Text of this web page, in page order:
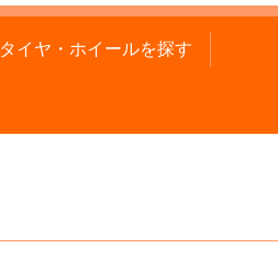
タイヤ・ホイールを探す